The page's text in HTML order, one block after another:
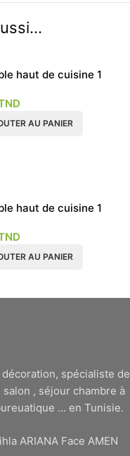
haut de cuisine 1
AU PANIER
haut de cuisine 1
AU PANIER
spécialiste de
, séjour chambre à
... en Tunisie.
ARIANA Face AMEN